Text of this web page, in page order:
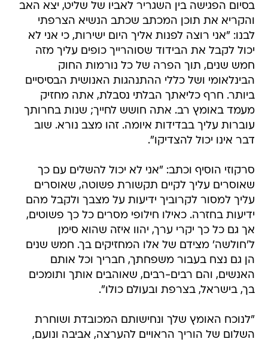
בסיום הפגישה בין השגריר לאביו של שליט, יצא האב
והקריא את תוכן המכתב שכתב הנשיא הצרפתי
לבנו: "אני רוצה לפנות אליך היום ישירות, כי אני לא
יכול לקבל את הבידוד שסוהרייך כופים עליך מזה
חמש שנים, תוך הפרה של כל נורמות החוק
הבינלאומי ושל כללי ההתנהגות האנושית הבסיסיים
ביותר. חרף כליאתך הבלתי נסבלת, אתה מחזיק
מעמד באומץ רב. אתה חושש לחייך; שנות בחרותך
עוברות עליך בבדידות איומה. זהו מצב נורא. שוב
דבר אינו יכול להצדיקו".
סרקוזי הוסיף וכתב: "אני לא יכול להשלים עם כך
שאוסרים עליך לקיים תקשורת פשוטה, שאוסרים
עליך למסור לקרוביך ידיעות על מצבך ולקבל מהם
ידיעות בחזרה. כאילו חילופי מסרים כל כך פשוטים,
אך גם כל כך יקרי ערך, יהוו איזה שהוא סימן
ל'חולשה' מצידם של אלו המחזיקים בך. חמש שנים
הן גם נצח בעבור משפחתך, חבריך וכל אותם
האנשים, והם רבים-רבים, שאוהבים אותך ותומכים
בך, בישראל, בצרפת ובעולם כולו".
"לנוכח האומץ שלך ונחישותם המכובדת ושוחרת
השלום של הוריך הראויים להערצה, אביבה ונועם,